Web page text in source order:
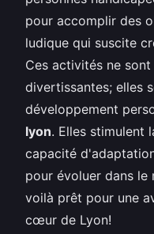
pour accomplir des
ludique qui suscite
Ces activités ne
divertissantes; elles
développement
lyon. Elles stimulent
capacité
pour évoluer dans le
voilà prêt pour une
cœur de Lyon!